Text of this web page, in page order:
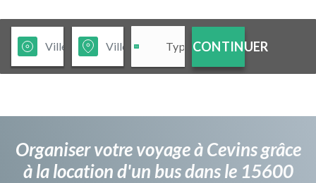
CONTINUER
Organiser votre voyage à Cevins grâce
à la location d'un bus dans le 15600